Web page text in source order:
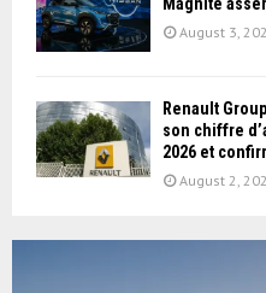
Magnite
August 3,
Renault
son chiffre
2026 et
August 2,